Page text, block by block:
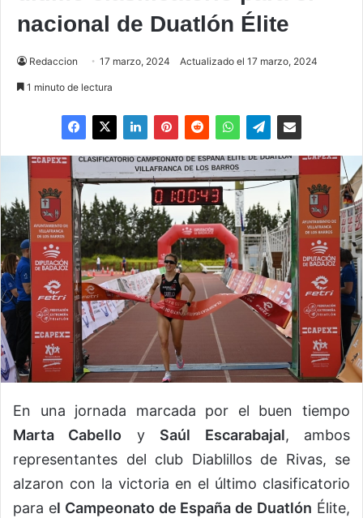
nacional de Duatlón Élite
Redaccion 17 marzo, 2024 Actualizado el 17 marzo, 2024
1 minuto de lectura
En una jornada marcada por el buen tiempo
Marta Cabello y Saúl Escarabajal, ambos
representantes del club Diablillos de Rivas, se
alzaron con la victoria en el último clasificatorio
para el Campeonato de España de Duatlón Élite,